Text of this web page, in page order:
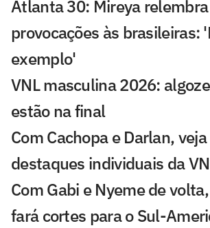
Atlanta 30: Mireya relembra
provocações às brasileiras:
exemplo'
VNL masculina 2026:
estão na final
Com Cachopa e Darlan, veja
destaques individuais da
Com Gabi e Nyeme de
fará cortes para o Sul-